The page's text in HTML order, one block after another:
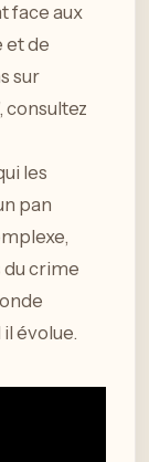
face aux
et de
sur
consultez
les
pan
du crime
évolue.